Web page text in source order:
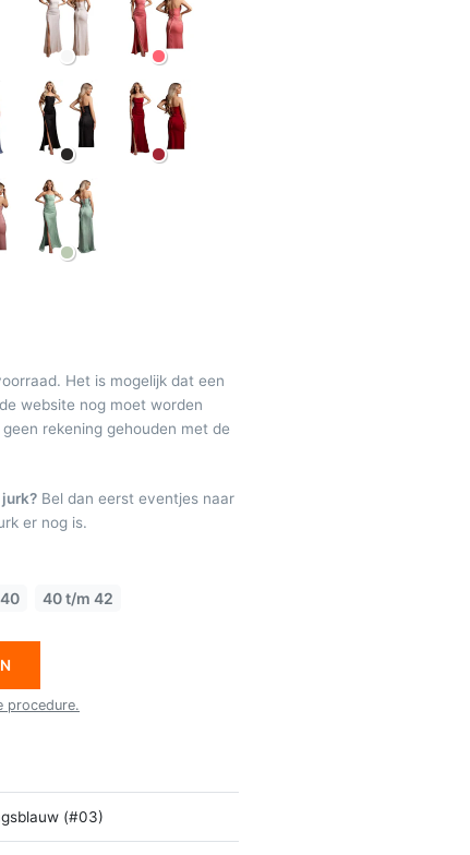
Het is mogelijk dat een
website nog moet worden
rekening gehouden met de
Bel dan eerst eventjes naar
er nog is.
40 t/m 42
procedure.
(#03)